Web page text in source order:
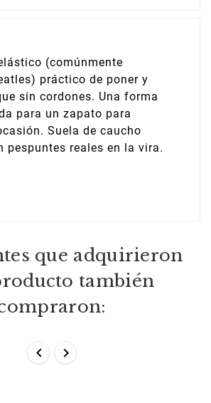
(comúnmente
práctico de poner y
sin cordones. Una forma
para un zapato para
Suela de caucho
pespuntes reales en la vira.
que adquirieron
también
 